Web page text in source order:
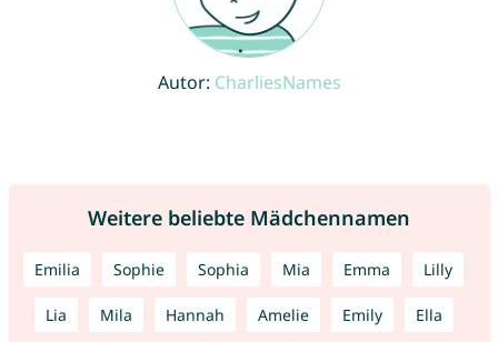
Autor: CharliesNames
Weitere beliebte Mädchennamen
Emilia Sophie Sophia Mia Emma Lilly
Lia Mila Hannah Amelie Emily Ella